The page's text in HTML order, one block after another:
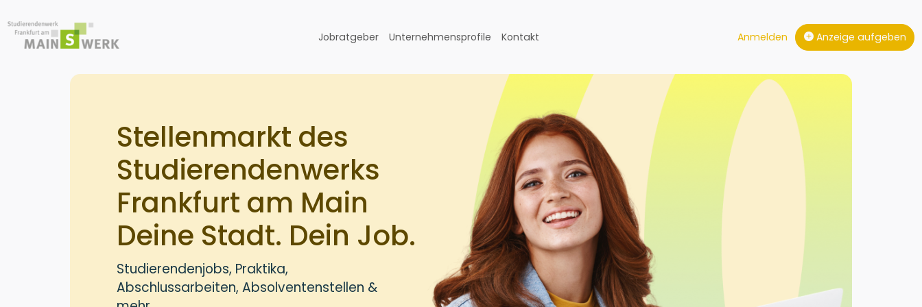
Jobratgeber Unternehmensprofile Kontakt Anmelden Anzeige aufgeben
Stellenmarkt des
Studierendenwerks
Frankfurt am Main
Deine Stadt. Dein Job.
Studierendenjobs, Praktika,
Abschlussarbeiten, Absolventenstellen &